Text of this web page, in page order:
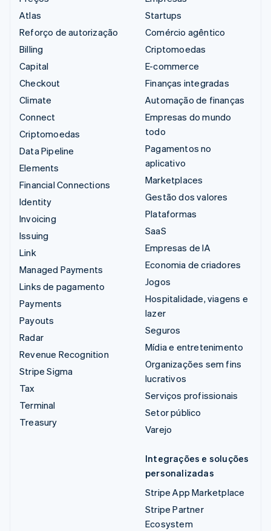
Atlas
Reforço de autorização
Billing
Capital
Checkout
Climate
Connect
Criptomoedas
Data Pipeline
Elements
Financial Connections
Identity
Invoicing
Issuing
Link
Managed Payments
Links de pagamento
Payments
Payouts
Radar
Revenue Recognition
Stripe Sigma
Tax
Terminal
Treasury
Startups
Comércio agêntico
Criptomoedas
E-commerce
Finanças integradas
Automação de finanças
Empresas do mundo
todo
Pagamentos no
aplicativo
Marketplaces
Gestão dos valores
Plataformas
SaaS
Empresas de IA
Economia de criadores
Jogos
Hospitalidade, viagens e
lazer
Seguros
Mídia e entretenimento
Organizações sem fins
lucrativos
Serviços profissionais
Setor público
Varejo
Integrações e soluções
personalizadas
Stripe App Marketplace
Stripe Partner
Ecosystem